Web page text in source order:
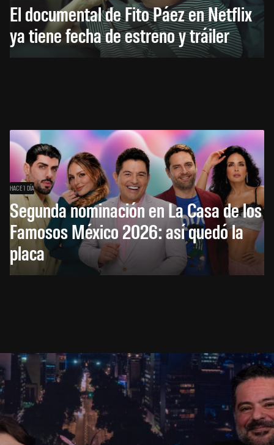
El documental de Fito Páez en Netflix
ya tiene fecha de estreno y tráiler
HACE 1 DÍA
Segunda nominación en La Casa de los
Famosos México 2026: así quedó la
placa